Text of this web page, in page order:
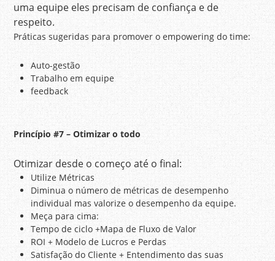
uma equipe eles precisam de confiança e de
respeito.
Práticas sugeridas para promover o empowering do time:
Auto-gestão
Trabalho em equipe
feedback
Princípio#7 – Otimizar o todo
Otimizar desde o começo até o final:
Utilize Métricas
Diminua o número de métricas de desempenho
individual mas valorize o desempenho da equipe.
Meça para cima:
Tempo de ciclo +Mapa de Fluxo de Valor
ROI + Modelo de Lucros e Perdas
Satisfação do Cliente + Entendimento das suas